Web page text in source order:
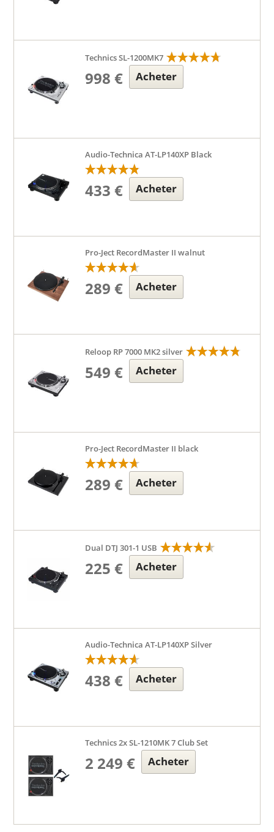
Technics SL-1200MK7
998 € Acheter
Audio-Technica AT-LP140XP Black
433 € Acheter
Pro-Ject RecordMaster II walnut
289 € Acheter
Reloop RP 7000 MK2 silver
549 € Acheter
Pro-Ject RecordMaster II black
289 € Acheter
Dual DTJ 301-1 USB
225 € Acheter
Audio-Technica AT-LP140XP Silver
438 € Acheter
Technics 2x SL-1210MK 7 Club Set
2 249 € Acheter